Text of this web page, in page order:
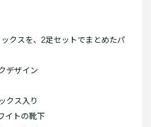
クスを、2足セットでまとめたパ
デザイン
クス入り
イトの靴下